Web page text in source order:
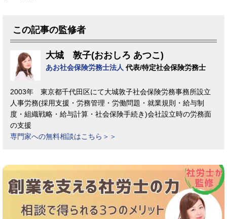
この記事の監修者
大城 敦子(おおしろ あつこ)
あお社会保険労務士法人 代表/特定社会保険労務士
2003年 東京都千代田区にて大城敦子社会保険労務事務所設立
人事労務(採用支援・労務管理・労働問題・就業規則・給与制
度・組織戦略・給与計算・社会保険手続き)会社設立時の労務面
の支援
専門家への無料相談はこちら＞＞